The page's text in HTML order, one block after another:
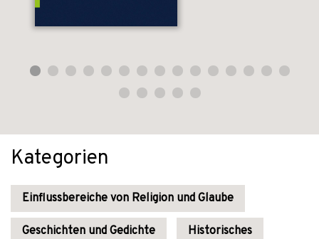
Kategorien
Einflussbereiche von Religion und Glaube
Geschichten und Gedichte Historisches